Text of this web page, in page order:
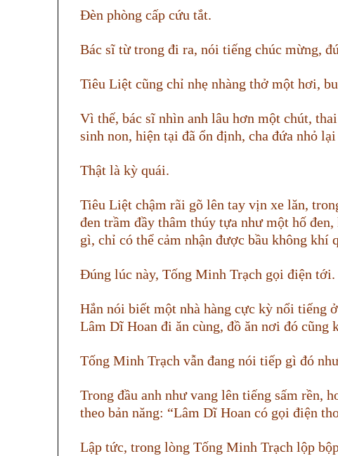
Đèn phòng cấp cứu tắt.
Bác sĩ từ trong đi ra, nói tiếng chúc mừng,
Tiêu Liệt cũng chỉ nhẹ nhàng thở một hơi,
Vì thế, bác sĩ nhìn anh lâu hơn một chút,
sinh non, hiện tại đã ổn định, cha đứa nhỏ
Thật là kỳ quái.
Tiêu Liệt chậm rãi gõ lên tay vịn xe lăn,
đen trầm đầy thâm thúy tựa như một hố
gì, chỉ có thể cảm nhận được bầu không khí
Đúng lúc này, Tống Minh Trạch gọi điện tới.
Hắn nói biết một nhà hàng cực kỳ nổi tiếng
Lâm Dĩ Hoan đi ăn cùng, đồ ăn nơi đó cũng
Tống Minh Trạch vẫn đang nói tiếp gì đó
Trong đầu anh như vang lên tiếng sấm rền,
theo bản năng: “Lâm Dĩ Hoan có gọi điện
Lập tức, trong lòng Tống Minh Trạch lộp